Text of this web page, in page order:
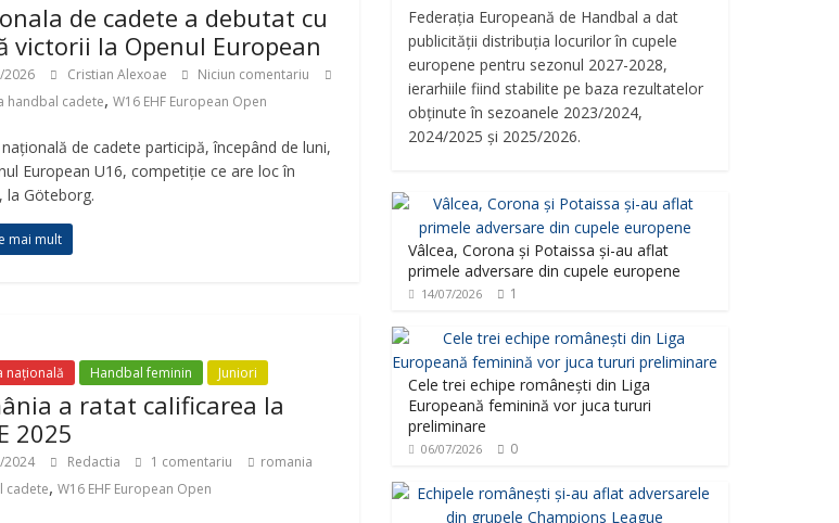
de cadete a debutat cu
victorii la Openul European
2026 Cristian Alexoae
Niciun comentariu
handbal cadete,W16 EHF European Open
națională de cadete participă, începând de luni,
European U16, competiție ce are loc în
la Göteborg.
mai mult
națională Handbal feminin Juniori
a ratat calificarea la
2025
2024 Redactia 1 comentariu
romania
cadete,W16 EHF European Open
Federația Europeană de Handbal a dat
publicității distribuția locurilor în cupele
europene pentru sezonul 2027-2028,
ierarhiile fiind stabilite pe baza rezultatelor
obținute în sezoanele 2023/2024,
2024/2025 și 2025/2026.
Vâlcea, Corona și Potaissa și-au aflat
primele adversare din cupele europene
14/07/2026 1
Cele trei echipe românești din Liga
Europeană feminină vor juca tururi
preliminare
06/07/2026 0